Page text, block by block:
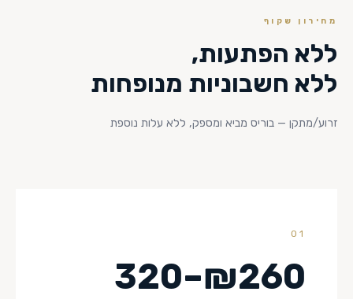
מחירון שקוף
ללא הפתעות,
ללא חשבוניות מנופחות
זרוע/מתקן — בוריס מביא ומספק, ללא עלות נוספת
01
₪260–320